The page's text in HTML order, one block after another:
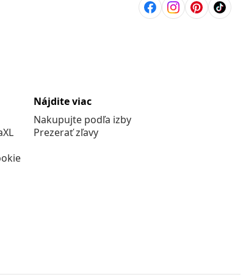
Nájdite viac
Nakupujte podľa izby
Prezerať zľavy